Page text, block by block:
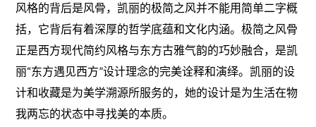
风格的背后是风骨，凯丽的极简之风并不能用简单二字概
括，它背后有着深厚的哲学底蕴和文化内涵。极简之风骨
正是西方现代简约风格与东方古雅气韵的巧妙融合，是凯
丽“东方遇见西方”设计理念的完美诠释和演绎。凯丽的设
计和收藏是为美学溯源所服务的，她的设计是为生活在物
我两忘的状态中寻找美的本质。